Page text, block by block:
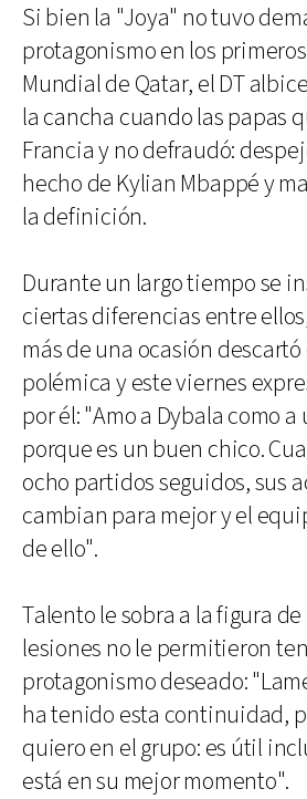
Si bien la "Joya" no tuvo
protagonismo en los
Mundial de Qatar, el DT
la cancha cuando las papas
Francia y no defraudó:
hecho de Kylian Mbappé y
la definición.
Durante un largo tiempo se
ciertas diferencias entre
más de una ocasión
polémica y este viernes
por él: "Amo a Dybala como
porque es un buen chico.
ocho partidos seguidos, sus
cambian para mejor y el
de ello".
Talento le sobra a la figura de
lesiones no le permitieron
protagonismo deseado:
ha tenido esta continuidad,
quiero en el grupo: es útil
está en su mejor momento".